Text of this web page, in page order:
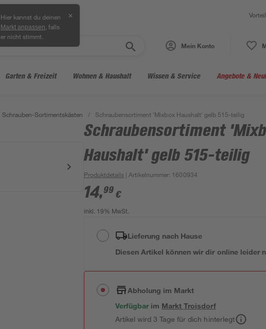
Hier kannst du deinen
Markt anpassen , falls
er nicht stimmt.
✕
Mein Konto
Garten & Freizeit Wohnen & Haushalt Wissen & Service Angebote &
Schrauben-Sortimentskästen / Schraubensortiment 'Mixbox Haushalt' gelb 515-teilig
Schraubensortiment
Haushalt' gelb 515-teilig
Produktdetails | Artikelnummer: 1600934
14,99 €
inkl. 19% MwSt.
Lieferung nach Hause
Diesen Artikel können wir dir online leider
Abholung im Markt
Verfügbar im MarktTroisdorf
Artikel wird 3 Tage für dich hinterlegt